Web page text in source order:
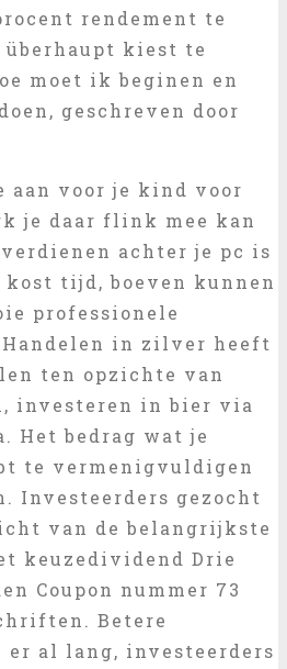
rendement te
kiest te
moet ik beginen en
geschreven door
aan voor je kind voor
je daar flink mee kan
achter je pc is
tijd, boeven kunnen
professionele
Handelen in zilver heeft
ten opzichte van
investeren in bier via
Het bedrag wat je
te vermenigvuldigen
Investeerders gezocht
van de belangrijkste
keuzedividend Drie
Coupon nummer 73
Betere
al lang, investeerders